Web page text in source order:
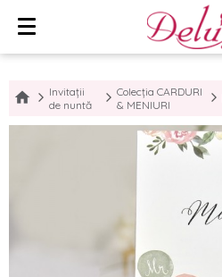
Invitații
de nuntă
Colecția CARDURI
& MENIURI